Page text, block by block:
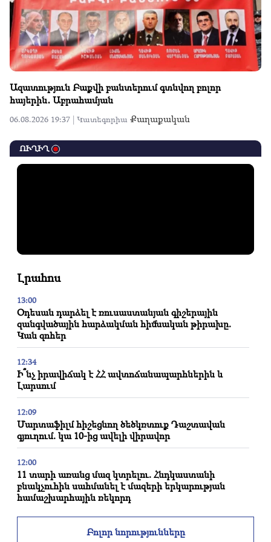
Ազատություն Բաքվի բանտերում գտնվող բոլոր
հայերին․ Աբրահամյան
06.08.2026 19:37 | Կատեգորիա Քաղաքական
ՈՒՂԻՂ
Լրահոս
13:00
Օդեսան դարձել է ռուսաստանյան գիշերային
զանգվածային հարձակման հիմնական թիրախը.
Կան զոհեր
12:34
Ի՞նչ իրավիճակ է ՀՀ ավտոճանապարհներին և
Լարսում
12:09
Մարտաֆիլմ հիշեցնող ծեծկռտուք Դաշտավան
գյուղում. կա 10-ից ավելի վիրավոր
12:00
11 տարի առանց մազ կտրելու. Հնդկաստանի
բնակչուհին սահմանել է մազերի երկարության
համաշխարհային ռեկորդ
Գիտնականները հայտնաբերել են սունկ, որը
Բոլոր նորությունները